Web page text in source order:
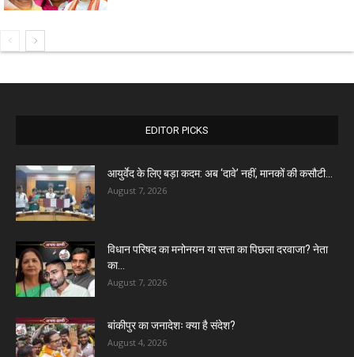
EDITOR PICKS
आयुर्वेद के लिए बड़ा कदम: अब ‘दावे’ नहीं, मानकों की कसौटी...
August 7, 2026
विधान परिषद का मनोनयन या सत्ता का पिछला दरवाजा? नेता
का...
August 7, 2026
बांकीपुर का जनादेशः क्या है संदेश?
August 4, 2026